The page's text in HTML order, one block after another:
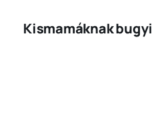
Kismamáknak bugyi